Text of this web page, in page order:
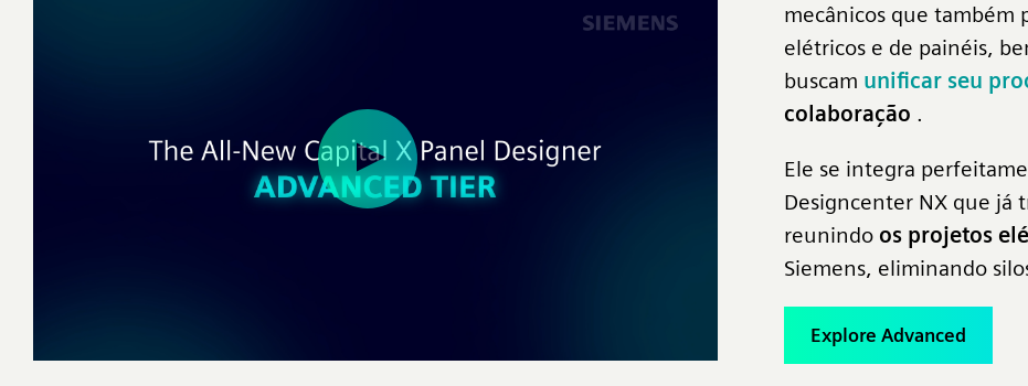
mecânicos que também
elétricos e de painéis,
buscam unificar seu
colaboração .
Ele se integra
Designcenter NX que já
reunindo os projetos
Siemens, eliminando
Explore Advanced